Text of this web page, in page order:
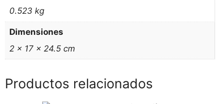
0.523 kg
Dimensiones
2 × 17 × 24.5 cm
Productos relacionados